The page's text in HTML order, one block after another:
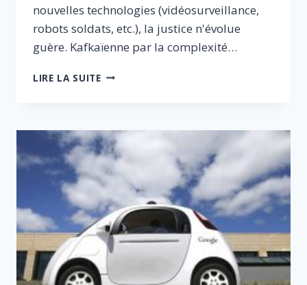
nouvelles technologies (vidéosurveillance,
robots soldats, etc.), la justice n'évolue
guère. Kafkaïenne par la complexité…
LIRE LA SUITECONFIONS
L’INTELLIGENCE
ARTIFICIELLE !